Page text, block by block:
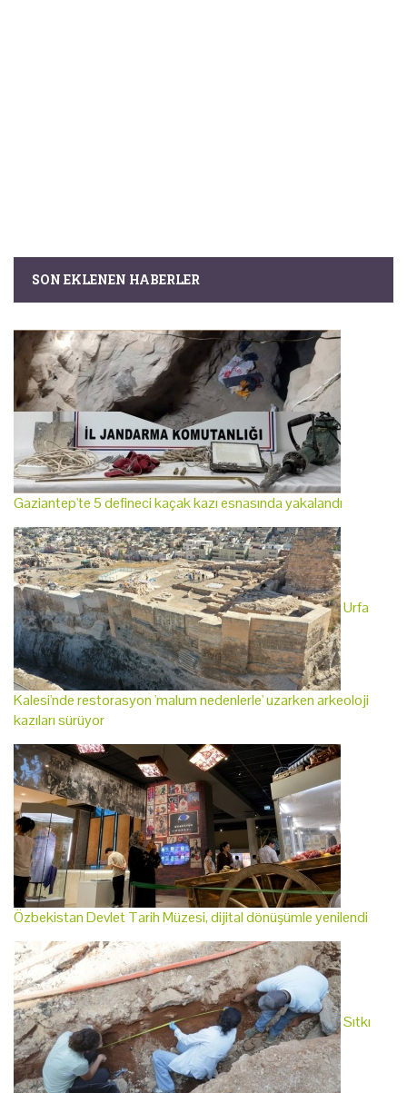
SON EKLENEN HABERLER
Gaziantep'te 5 defineci kaçak kazı esnasında yakalandı
Urfa
Kalesi'nde restorasyon 'malum nedenlerle' uzarken arkeoloji
kazıları sürüyor
Özbekistan Devlet Tarih Müzesi, dijital dönüşümle yenilendi
Sıtkı